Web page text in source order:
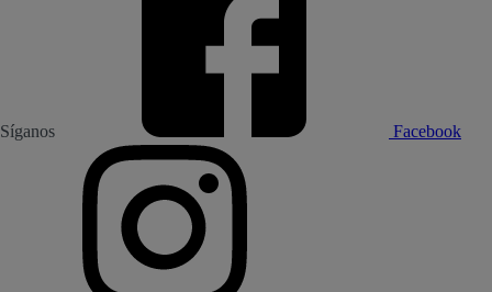
Síganos Facebook